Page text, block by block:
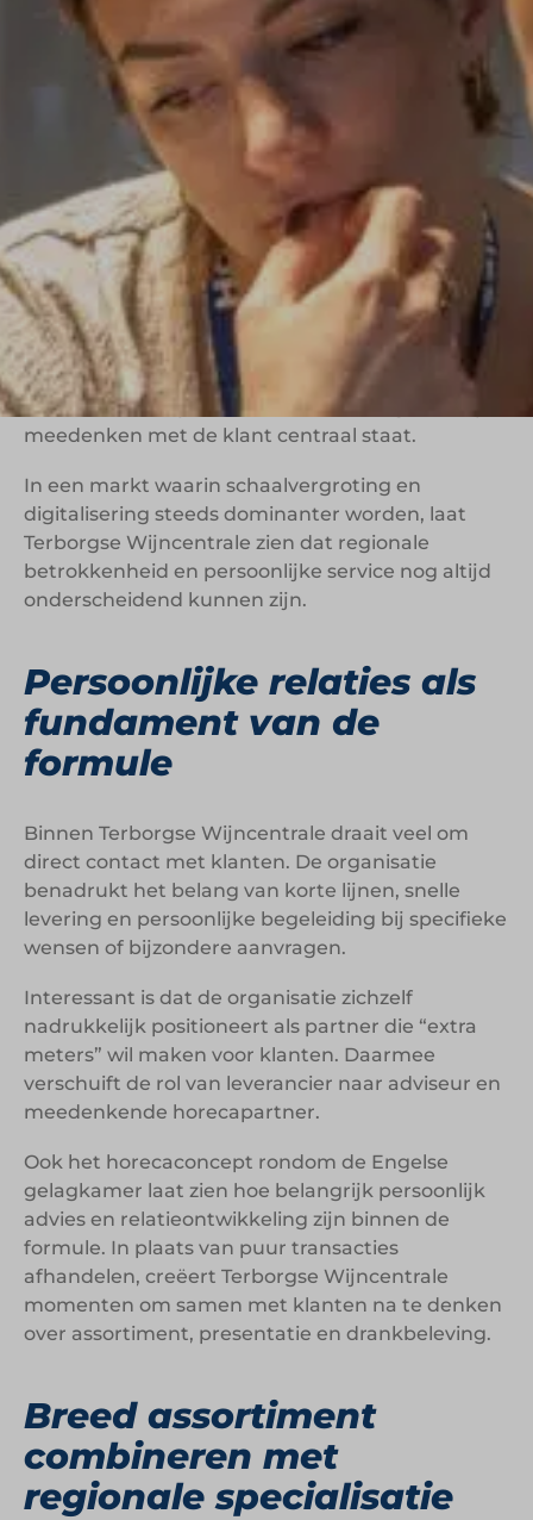
Terborgse Wijncentrale positioneert zich als veel
meer dan een traditionele drankengroothandel.
Vanuit een breed assortiment, persoonlijke
aandacht en korte lijnen ondersteunt de
organisatie horecaondernemers, bedrijven en
relaties bij het samenstellen van
drankencollecties, horecabenodigdheden en
relatiegeschenken.
Wat interessant is aan Terborgse Wijncentrale, is
dat de kracht niet alleen zit in assortiment of
logistiek, maar juist in de combinatie van service,
flexibiliteit en persoonlijk contact. De organisatie
kiest nadrukkelijk voor een benadering waarbij
meedenken met de klant centraal staat.
In een markt waarin schaalvergroting en
digitalisering steeds dominanter worden, laat
Terborgse Wijncentrale zien dat regionale
betrokkenheid en persoonlijke service nog altijd
onderscheidend kunnen zijn.
Persoonlijke relaties als
fundament van de
formule
Binnen Terborgse Wijncentrale draait veel om
direct contact met klanten. De organisatie
benadrukt het belang van korte lijnen, snelle
levering en persoonlijke begeleiding bij specifieke
wensen of bijzondere aanvragen.
Interessant is dat de organisatie zichzelf
nadrukkelijk positioneert als partner die “extra
meters” wil maken voor klanten. Daarmee
verschuift de rol van leverancier naar adviseur en
meedenkende horecapartner.
Ook het horecaconcept rondom de Engelse
gelagkamer laat zien hoe belangrijk persoonlijk
advies en relatieontwikkeling zijn binnen de
formule. In plaats van puur transacties
afhandelen, creëert Terborgse Wijncentrale
momenten om samen met klanten na te denken
over assortiment, presentatie en drankbeleving.
Breed assortiment
combineren met
regionale specialisatie